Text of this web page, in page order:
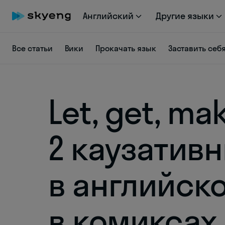
Английский Другие языки
Все статьи Вики Прокачать язык Заставить
Let, get,
2
в